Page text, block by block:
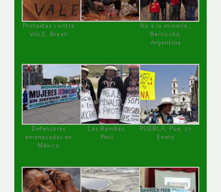
Protestas contra
VALE, Brasil
No a la minería ,
Bariloche,
Argentina
Defensoras
amenazadas en
México
Las Bambas,
Perú
PUEBLA, Pue, 27
Enero